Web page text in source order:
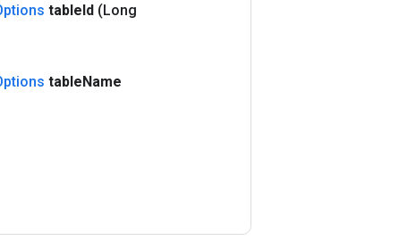
tableId (Long
tableName